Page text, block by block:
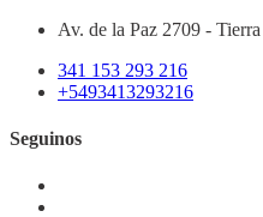
Av. de la Paz 2709 -
341 153 293 216
+5493413293216
Seguinos